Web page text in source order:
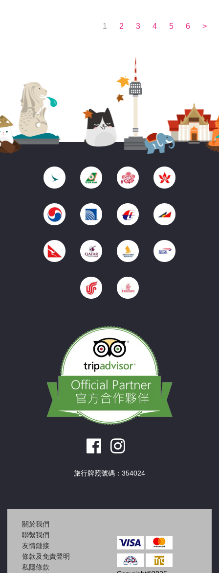
1 2 3 4 5 6 >
旅行牌照號碼：354024
關於我們
聯繫我們
友情鏈接
條款及免責聲明
私隱條款